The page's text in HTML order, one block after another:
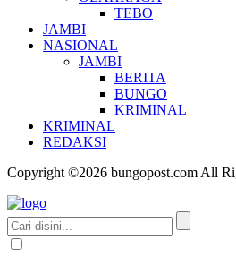
TEBO
JAMBI
NASIONAL
JAMBI
BERITA
BUNGO
KRIMINAL
KRIMINAL
REDAKSI
Copyright ©2026 bungopost.com All